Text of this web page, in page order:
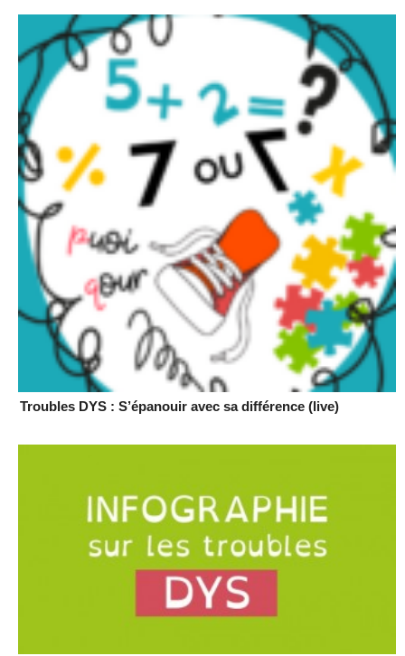
Troubles DYS : S’épanouir avec sa différence (live)